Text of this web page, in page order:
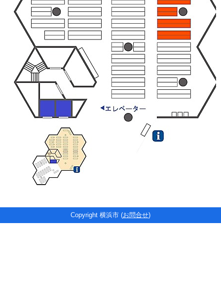
Copyright 横浜市 (お問合せ)